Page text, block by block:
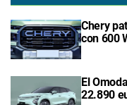
Chery
con 600
El
22.890